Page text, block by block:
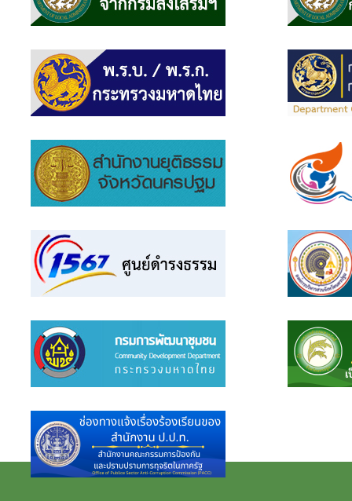
แบบสอบถาม
ความพึง
พอใจ
ติดต่อ